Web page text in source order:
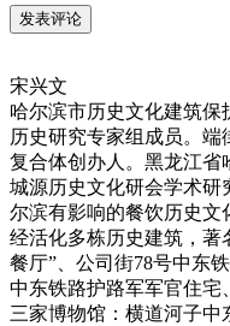
宋兴文
哈尔滨市历史文化建筑
历史研究专家组成员。
复合体创办人。黑龙江省
城源历史文化研会学术研
尔滨有影响的餐饮历史文
经活化多栋历史建筑，著
餐厅”、公司街78号中东
中东铁路护路军军官住宅
三家博物馆：横道河子中